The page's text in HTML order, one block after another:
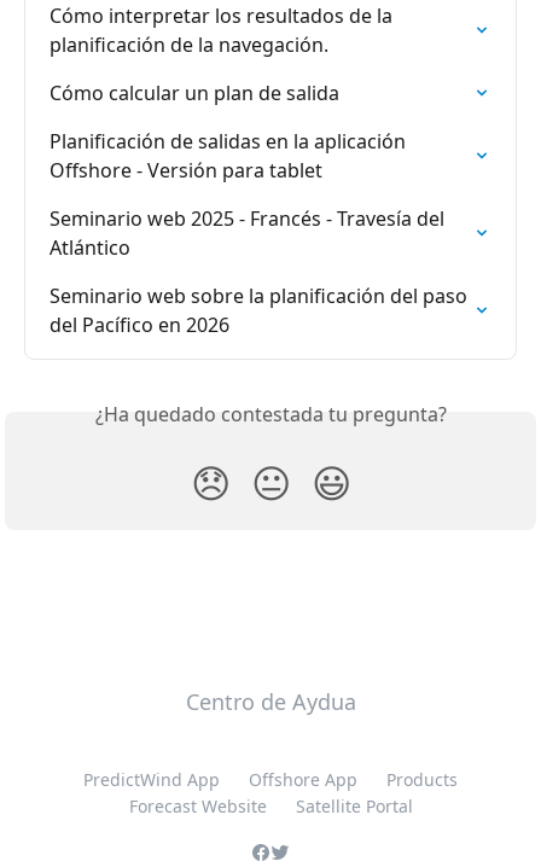
Cómo interpretar los resultados de la
planificación de la navegación.
Cómo calcular un plan de salida
Planificación de salidas en la aplicación
Offshore - Versión para tablet
Seminario web 2025 - Francés - Travesía del
Atlántico
Seminario web sobre la planificación del paso
del Pacífico en 2026
¿Ha quedado contestada tu pregunta?
😞 😐 😃
Centro de Aydua
PredictWind App Offshore App
Products
Forecast Website
Satellite Portal